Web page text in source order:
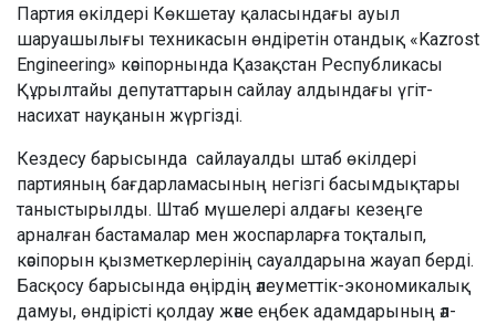
Партия өкілдері Көкшетау қаласындағы ауыл
шаруашылығы техникасын өндіретін отандық «Kazrost
Engineering» кәсіпорнында Қазақстан Республикасы
Құрылтайы депутаттарын сайлау алдындағы үгіт-
насихат науқанын жүргізді.
Кездесу барысында сайлауалды штаб өкілдері
партияның бағдарламасының негізгі басымдықтары
таныстырылды. Штаб мүшелері алдағы кезеңге
арналған бастамалар мен жоспарларға тоқталып,
кәсіпорын қызметкерлерінің сауалдарына жауап берді.
Басқосу барысында өңірдің әлеуметтік-экономикалық
дамуы, өндірісті қолдау және еңбек адамдарының әл-